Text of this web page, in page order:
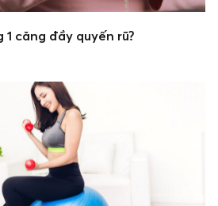
căng đầy quyến rũ?